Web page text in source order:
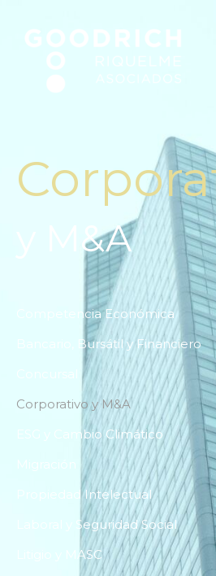
y M&A
Competencia Económica
Bancario, Bursátil y Financiero
Concursal
Corporativo y M&A
ESG y Cambio Climático
Migración
Propiedad Intelectual
Laboral y Seguridad Social
Litigio y MASC